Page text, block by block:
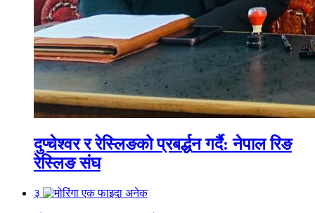
दुप्चेश्वर र रेस्लिङको प्रबर्द्धन गर्दै: नेपाल रिङ
रेस्लिङ संघ
३